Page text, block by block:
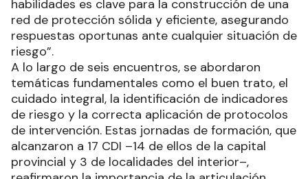
habilidades es clave para la construcción de una
red de protección sólida y eficiente, asegurando
respuestas oportunas ante cualquier situación de
riesgo”.
A lo largo de seis encuentros, se abordaron
temáticas fundamentales como el buen trato, el
cuidado integral, la identificación de indicadores
de riesgo y la correcta aplicación de protocolos
de intervención. Estas jornadas de formación, que
alcanzaron a 17 CDI –14 de ellos de la capital
provincial y 3 de localidades del interior–,